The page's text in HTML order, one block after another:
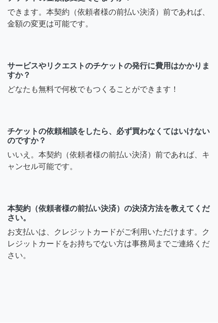
できます。本契約（依頼者様の前払い決済）前であれば、
金額の変更は可能です。
サービスやリクエストのチケットの発行に費用はかかりま
すか？
どなたも無料で何枚でもつくることができます！
チケットの依頼相談をしたら、必ず買わなくてはいけない
のですか？
いいえ。本契約（依頼者様の前払い決済）前であれば、キ
ャンセル可能です。
本契約（依頼者様の前払い決済）の決済方法を教えてくだ
さい。
お支払いは、クレジットカードがご利用いただけます。ク
レジットカードをお持ちでない方は事務局までご連絡くだ
さい。